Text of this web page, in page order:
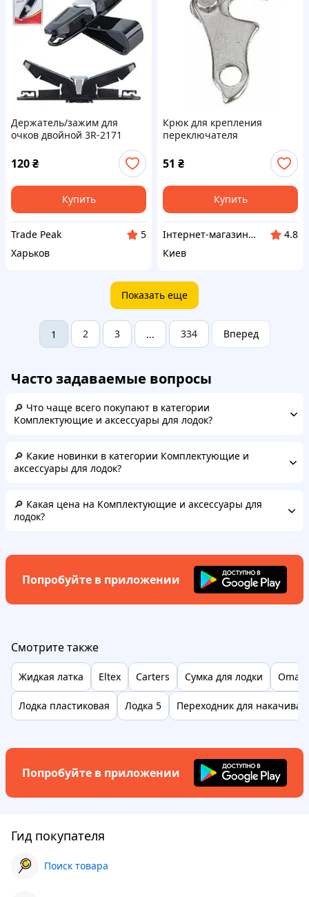
Держатель/зажим для
очков двойной 3R-2171
120₴
Купить
Trade Peak
5
Харьков
Крюк для крепления
переключателя
51 ₴
Купить
Інтернет-магазин "Asbike"
4.8
Киев
Показать еще
1 2 3 ... 334 Вперед
Часто задаваемые вопросы
🔎 Что чаще всего покупают в категории
Комплектующие и аксессуары для лодок?
🔎 Какие новинки в категории Комплектующие и
аксессуары для лодок?
🔎 Какая цена на Комплектующие и аксессуары для
лодок?
Попробуйте в приложении
Смотрите также
Жидкая латка Eltex Carters Сумка для лодки Omax
Лодка пластиковая Лодка 5 Переходник для
Попробуйте в приложении
Гид покупателя
Поиск товара